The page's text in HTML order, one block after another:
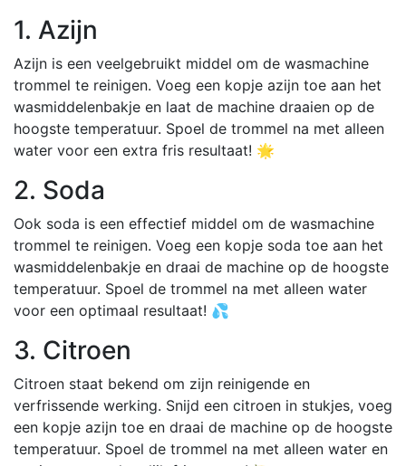
1. Azijn
Azijn is een veelgebruikt middel om de wasmachine
trommel te reinigen. Voeg een kopje azijn toe aan het
wasmiddelenbakje en laat de machine draaien op de
hoogste temperatuur. Spoel de trommel na met alleen
water voor een extra fris resultaat! 🌟
2. Soda
Ook soda is een effectief middel om de wasmachine
trommel te reinigen. Voeg een kopje soda toe aan het
wasmiddelenbakje en draai de machine op de hoogste
temperatuur. Spoel de trommel na met alleen water
voor een optimaal resultaat! 💦
3. Citroen
Citroen staat bekend om zijn reinigende en
verfrissende werking. Snijd een citroen in stukjes, voeg
een kopje azijn toe en draai de machine op de hoogste
temperatuur. Spoel de trommel na met alleen water en